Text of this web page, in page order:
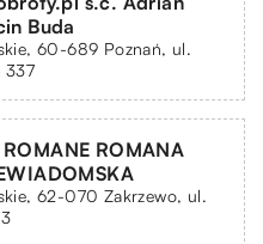
Buda
60-689 Poznań, ul.
337
ROMANE ROMANA
62-070 Zakrzewo, ul.